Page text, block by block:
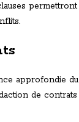
permettront
approfondie du
de contrats